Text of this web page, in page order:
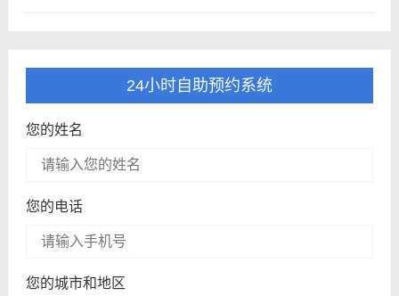
24小时自助预约系统
您的姓名
您的电话
您的城市和地区